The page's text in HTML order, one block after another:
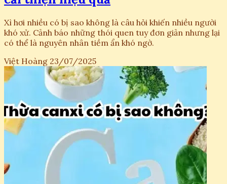
Xì hơi nhiều có bị sao không là câu hỏi khiến nhiều người
khó xử. Cảnh báo những thói quen tuy đơn giản nhưng lại
có thể là nguyên nhân tiềm ẩn khó ngờ.
Việt Hoàng 23/07/2025